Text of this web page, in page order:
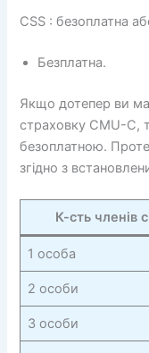
CSS : безоплатна
Безплатна.
Якщо дотепер ви
страховку CMU-C,
безоплатною.
згідно з
К-сть членів
1 особа
2 особи
3 особи